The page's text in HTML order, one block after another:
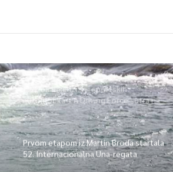
Izložba luksuznih i sportskih
automobila – A Driving Force sutra na
Vilsonovom šetalištu
Prvom etapom iz Martin Broda startala
52. Internacionalna Una-regata